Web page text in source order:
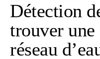
Détection
trouver
réseau